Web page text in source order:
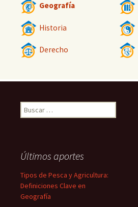
Geografía
Historia
Derecho
Buscar:
Últimos aportes
Tipos de Pesca y Agricultura:
Definiciones Clave en
Geografía